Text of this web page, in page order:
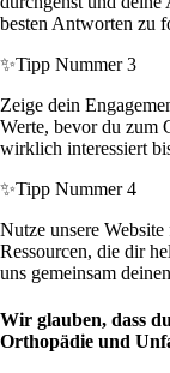
besten Antworten zu
✨Tipp Nummer 3
Zeige dein
Werte, bevor du zum
wirklich interessiert
✨Tipp Nummer 4
Nutze unsere
Ressourcen, die dir
uns gemeinsam
Wir glauben, dass
Orthopädie und